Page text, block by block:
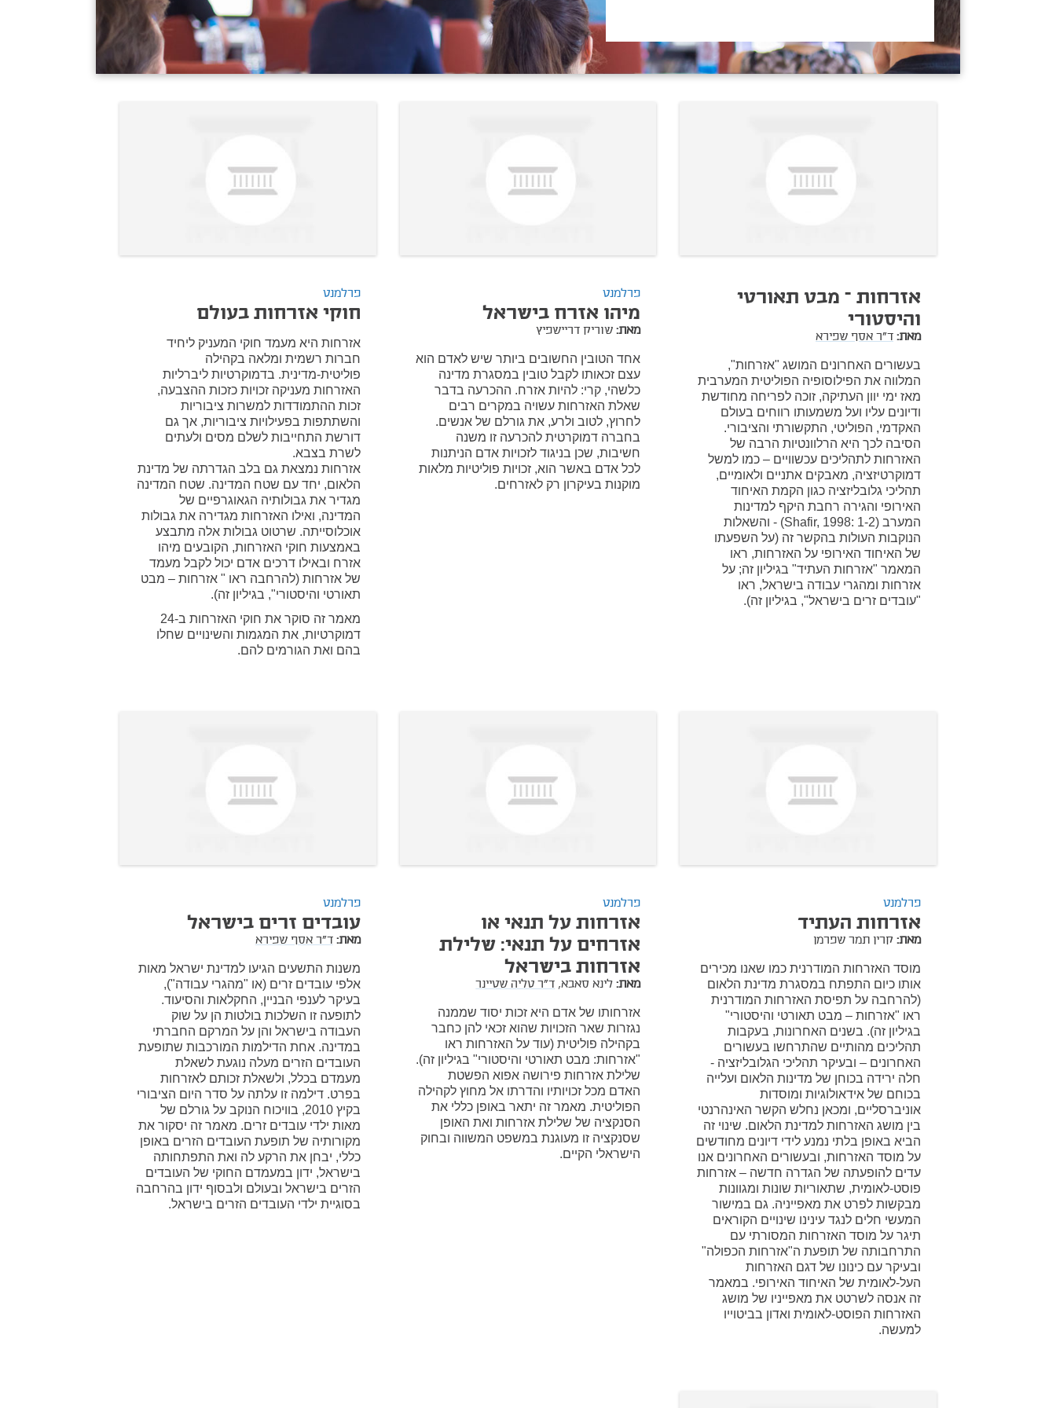
אזרחות – מבט תאורטי
והיסטורי
מאת: ד"ר אסף שפירא
בעשורים האחרונים המושג "אזרחות",
המלווה את הפילוסופיה הפוליטית המערבית
מאז ימי יוון העתיקה, זוכה לפריחה מחודשת
ודיונים עליו ועל משמעותו רווחים בעולם
האקדמי, הפוליטי, התקשורתי והציבורי.
הסיבה לכך היא הרלוונטיות הרבה של
האזרחות לתהליכים עכשוויים – כמו למשל
דמוקרטיזציה, מאבקים אתניים ולאומיים,
תהליכי גלובליזציה כגון הקמת האיחוד
האירופי והגירה רחבת היקף למדינות
המערב (Shafir, 1998: 1-2) - והשאלות
הנוקבות העולות בהקשר זה (על השפעתו
של האיחוד האירופי על האזרחות, ראו
המאמר "אזרחות העתיד" בגיליון זה; על
אזרחות ומהגרי עבודה בישראל, ראו
"עובדים זרים בישראל", בגיליון זה).
פרלמנט
מיהו אזרח בישראל
מאת: שוריק דריישפיץ
אחד הטובין החשובים ביותר שיש לאדם הוא
עצם זכאותו לקבל טובין במסגרת מדינה
כלשהי, קרי: להיות אזרח. ההכרעה בדבר
שאלת האזרחות עשויה במקרים רבים
לחרוץ, לטוב ולרע, את גורלם של אנשים.
בחברה דמוקרטית להכרעה זו משנה
חשיבות, שכן בניגוד לזכויות אדם הניתנות
לכל אדם באשר הוא, זכויות פוליטיות מלאות
מוקנות בעיקרון רק לאזרחים.
פרלמנט
חוקי אזרחות בעולם
אזרחות היא מעמד חוקי המעניק ליחיד
חברות רשמית ומלאה בקהילה
פוליטית-מדינית. בדמוקרטיות ליברליות
האזרחות מעניקה זכויות כזכות ההצבעה,
זכות ההתמודדות למשרות ציבוריות
והשתתפות בפעילויות ציבוריות, אך גם
דורשת התחייבות לשלם מסים ולעתים
לשרת בצבא.
אזרחות נמצאת גם בלב הגדרתה של מדינת
הלאום, יחד עם שטח המדינה. שטח המדינה
מגדיר את גבולותיה הגאוגרפיים של
המדינה, ואילו האזרחות מגדירה את גבולות
אוכלוסייתה. שרטוט גבולות אלה מתבצע
באמצעות חוקי האזרחות, הקובעים מיהו
אזרח ובאילו דרכים אדם יכול לקבל מעמד
של אזרחות (להרחבה ראו " אזרחות – מבט
תאורטי והיסטורי", בגיליון זה).
מאמר זה סוקר את חוקי האזרחות ב-24
דמוקרטיות, את המגמות והשינויים שחלו
בהם ואת הגורמים להם.
פרלמנט
אזרחות העתיד
מאת: קרין תמר שפרמן
מוסד האזרחות המודרנית כמו שאנו מכירים
אותו כיום התפתח במסגרת מדינת הלאום
(להרחבה על תפיסת האזרחות המודרנית
ראו "אזרחות – מבט תאורטי והיסטורי"
בגיליון זה). בשנים האחרונות, בעקבות
תהליכים מהותיים שהתרחשו בעשורים
האחרונים – ובעיקר תהליכי הגלובליזציה -
חלה ירידה בכוחן של מדינות הלאום ועלייה
בכוחם של אידאולוגיות ומוסדות
אוניברסליים, ומכאן נחלש הקשר האינהרנטי
בין מושג האזרחות למדינת הלאום. שינוי זה
הביא באופן בלתי נמנע לידי דיונים מחודשים
על מוסד האזרחות, ובעשורים האחרונים אנו
עדים להופעתה של הגדרה חדשה – אזרחות
פוסט-לאומית, שתאוריות שונות ומגוונות
מבקשות לפרט את מאפייניה. גם במישור
המעשי חלים לנגד עינינו שינויים הקוראים
תיגר על מוסד האזרחות המסורתי עם
התרחבותה של תופעת ה"אזרחות הכפולה"
ובעיקר עם כינונו של דגם האזרחות
העל-לאומית של האיחוד האירופי. במאמר
זה אנסה לשרטט את מאפייניו של מושג
האזרחות הפוסט-לאומית ואדון בביטוייו
למעשה.
פרלמנט
אזרחות על תנאי או
אזרחים על תנאי: שלילת
אזרחות בישראל
מאת: לינא סאבא, ד"ר טליה שטיינר
אזרחותו של אדם היא זכות יסוד שממנה
נגזרות שאר הזכויות שהוא זכאי להן כחבר
בקהילה פוליטית (עוד על האזרחות ראו
"אזרחות: מבט תאורטי והיסטורי" בגיליון זה).
שלילת אזרחות פירושה אפוא הפשטת
האדם מכל זכויותיו והדרתו אל מחוץ לקהילה
הפוליטית. מאמר זה יתאר באופן כללי את
הסנקציה של שלילת אזרחות ואת האופן
שסנקציה זו מעוגנת במשפט המשווה ובחוק
הישראלי הקיים.
פרלמנט
עובדים זרים בישראל
מאת: ד"ר אסף שפירא
משנות התשעים הגיעו למדינת ישראל מאות
אלפי עובדים זרים (או "מהגרי עבודה"),
בעיקר לענפי הבניין, החקלאות והסיעוד.
לתופעה זו השלכות בולטות הן על שוק
העבודה בישראל והן על המרקם החברתי
במדינה. אחת הדילמות המורכבות שתופעת
העובדים הזרים מעלה נוגעת לשאלת
מעמדם בכלל, ולשאלת זכותם לאזרחות
בפרט. דילמה זו עלתה על סדר היום הציבורי
בקיץ 2010, בוויכוח הנוקב על גורלם של
מאות ילדי עובדים זרים. מאמר זה יסקור את
מקורותיה של תופעת העובדים הזרים באופן
כללי, יבחן את הרקע לה ואת התפתחותה
בישראל, ידון במעמדם החוקי של העובדים
הזרים בישראל ובעולם ולבסוף ידון בהרחבה
בסוגיית ילדי העובדים הזרים בישראל.